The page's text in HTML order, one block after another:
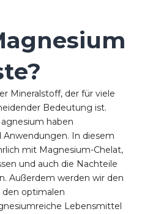
Mineralstoff, der für viele
Bedeutung ist.
haben
Anwendungen. In diesem
mit Magnesium-Chelat,
und auch die Nachteile
Außerdem werden wir den
optimalen
Lebensmittel